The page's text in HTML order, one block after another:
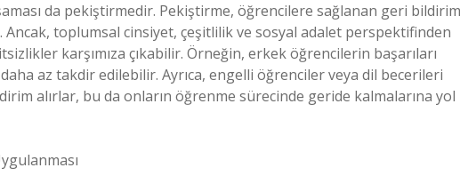
da pekiştirmedir. Pekiştirme, öğrencilere sağlanan geri bildirim
toplumsal cinsiyet, çeşitlilik ve sosyal adalet perspektifinden
karşımıza çıkabilir. Örneğin, erkek öğrencilerin başarıları
az takdir edilebilir. Ayrıca, engelli öğrenciler veya dil becerileri
alırlar, bu da onların öğrenme sürecinde geride kalmalarına yol